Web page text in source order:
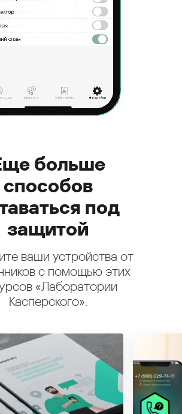
больше
способов
под
защитой
ваши устройства от
с помощью этих
«Лаборатории
Касперского».